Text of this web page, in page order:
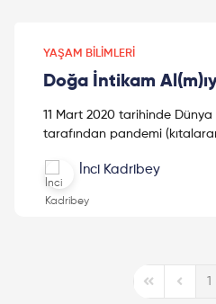
YAŞAM BILIMLERI
Doğa İntikam
11 Mart 2020 tarihinde Dünya
tarafından pandemi
çalıştığı son salgın mı
bizden intikam alıyor olabilir
İnci Kadribey
First Page
1